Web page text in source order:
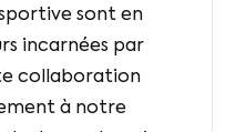
sont en
incarnées par
collaboration
à notre